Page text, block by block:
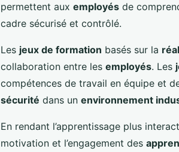
permettent aux employés de
cadre sécurisé et contrôlé.
Les jeux de formation basés sur la
collaboration entre les employés. Les
compétences de travail en équipe et
sécurité dans un environnement
En rendant l’apprentissage plus
motivation et l’engagement des